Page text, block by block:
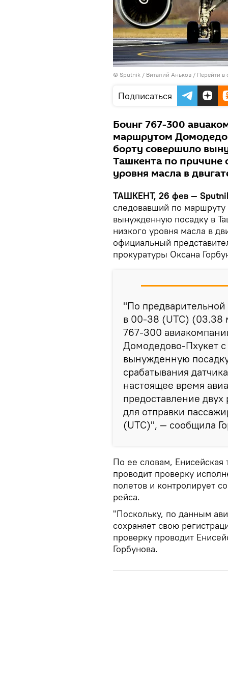
© Sputnik / Виталий Аньков / Перейти в
Подписаться
Боинг 767-300
маршрутом
борту совершило
Ташкента по причине
уровня масла в
ТАШКЕНТ, 26 фев —
следовавший по
вынужденную посадку в
низкого уровня масла в
официальный
прокуратуры Оксана
"По
в 00-38 (UTC) (03.38
767-300
Домодедово-Пхукет
вынужденную
срабатывания
настоящее время
предоставление
для отправки
(UTC)", — сообщила
По ее словам, Енисейская
проводит проверку
полетов и контролирует
рейса.
"Поскольку, по данным
сохраняет свою
проверку проводит
Горбунова.